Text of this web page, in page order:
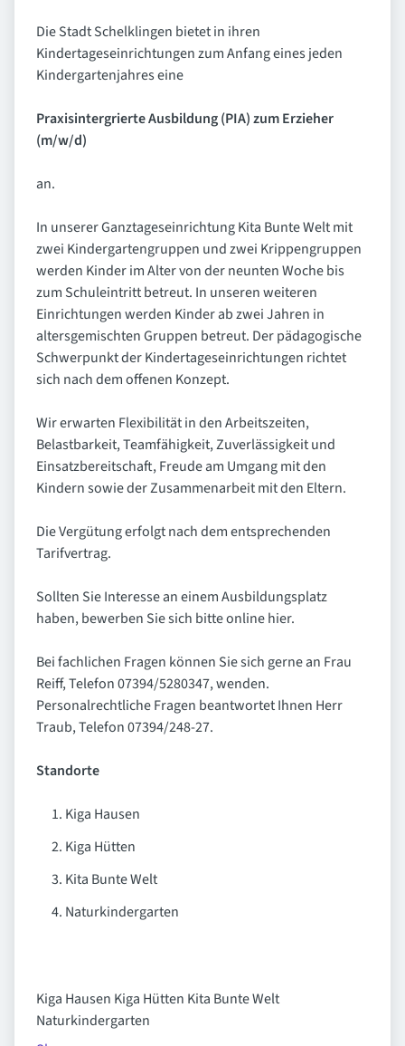
Die Stadt Schelklingen bietet in ihren
Kindertageseinrichtungen zum Anfang eines jeden
Kindergartenjahres eine
Praxisintergrierte Ausbildung (PIA) zum Erzieher
(m/w/d)
an.
In unserer Ganztageseinrichtung Kita Bunte Welt mit
zwei Kindergartengruppen und zwei Krippengruppen
werden Kinder im Alter von der neunten Woche bis
zum Schuleintritt betreut. In unseren weiteren
Einrichtungen werden Kinder ab zwei Jahren in
altersgemischten Gruppen betreut. Der pädagogische
Schwerpunkt der Kindertageseinrichtungen richtet
sich nach dem offenen Konzept.
Wir erwarten Flexibilität in den Arbeitszeiten,
Belastbarkeit, Teamfähigkeit, Zuverlässigkeit und
Einsatzbereitschaft, Freude am Umgang mit den
Kindern sowie der Zusammenarbeit mit den Eltern.
Die Vergütung erfolgt nach dem entsprechenden
Tarifvertrag.
Sollten Sie Interesse an einem Ausbildungsplatz
haben, bewerben Sie sich bitte online hier.
Bei fachlichen Fragen können Sie sich gerne an Frau
Reiff, Telefon 07394/5280347, wenden.
Personalrechtliche Fragen beantwortet Ihnen Herr
Traub, Telefon 07394/248-27.
Standorte
Kiga Hausen
Kiga Hütten
Kita Bunte Welt
Naturkindergarten
Kiga Hausen Kiga Hütten Kita Bunte Welt
Naturkindergarten